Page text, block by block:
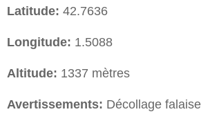
Latitude: 42.7636
Longitude: 1.5088
Altitude: 1337 mètres
Avertissements: Décollage falaise